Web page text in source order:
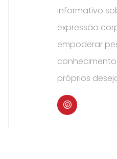
informativo
expressão
empoderar
próprios